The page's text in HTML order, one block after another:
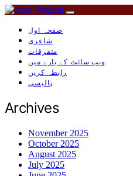
صفحہ اول
شاعری
متفرقات
ویب سائٹ کے بارے میں
رابطہ کریں
پالیسی
Archives
November 2025
October 2025
August 2025
July 2025